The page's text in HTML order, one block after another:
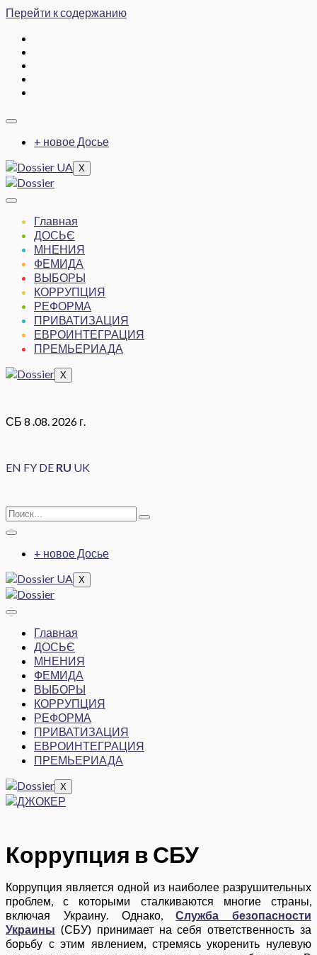
Перейти к содержанию
+ новое Досье
X
Главная
ДОСЬЄ
МНЕНИЯ
ФЕМИДА
ВЫБОРЫ
КОРРУПЦИЯ
РЕФОРМА
ПРИВАТИЗАЦИЯ
ЕВРОИНТЕГРАЦИЯ
ПРЕМЬЕРИАДА
X
СБ 8 .08. 2026 г.
EN FY DE RU UK
+ новое Досье
X
Главная
ДОСЬЄ
МНЕНИЯ
ФЕМИДА
ВЫБОРЫ
КОРРУПЦИЯ
РЕФОРМА
ПРИВАТИЗАЦИЯ
ЕВРОИНТЕГРАЦИЯ
ПРЕМЬЕРИАДА
X
Коррупция в СБУ
Коррупция является одной из наиболее разрушительных
проблем, с которыми сталкиваются многие страны,
включая Украину. Однако,Служба безопасности
Украины (СБУ) принимает на себя ответственность за
борьбу с этим явлением, стремясь укоренить нулевую